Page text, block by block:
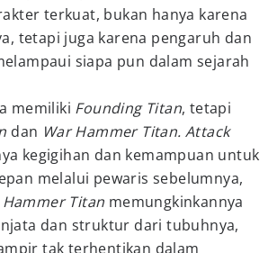
terkuat, bukan hanya karena
tetapi juga karena pengaruh dan
siapa pun dalam sejarah
memiliki Founding Titan, tetapi
dan War Hammer Titan. Attack
kegigihan dan kemampuan untuk
melalui pewaris sebelumnya,
Hammer Titan memungkinkannya
dan struktur dari tubuhnya,
tak terhentikan dalam